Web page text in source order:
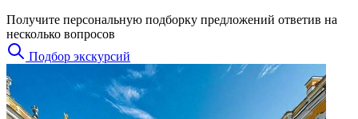
Получите персональную подборку предложений ответив на
несколько вопросов
Подбор экскурсий